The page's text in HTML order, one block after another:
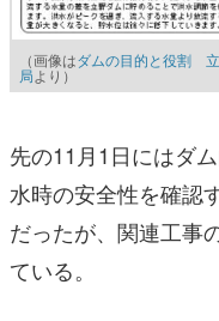
（画像はダムの目的と役割
局より）
先の11月1日にはダ
水時の安全性を確認
だったが、関連工事
ている。